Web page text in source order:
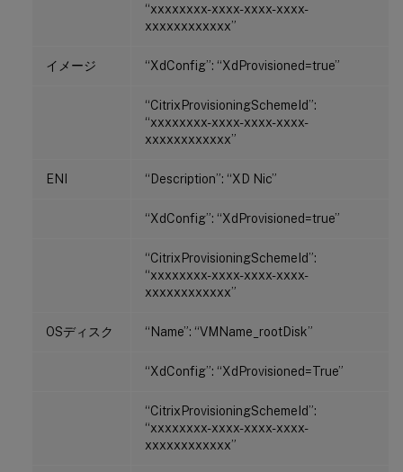
“xxxxxxxx-xxxx-xxxx-xxxx-
xxxxxxxxxxxx”
イメージ “XdConfig”: “XdProvisioned=true”
“CitrixProvisioningSchemeId”:
“xxxxxxxx-xxxx-xxxx-xxxx-
xxxxxxxxxxxx”
ENI “Description”: “XD Nic”
“XdConfig”: “XdProvisioned=true”
“CitrixProvisioningSchemeId”:
“xxxxxxxx-xxxx-xxxx-xxxx-
xxxxxxxxxxxx”
OSディスク “Name”: “VMName_rootDisk”
“XdConfig”: “XdProvisioned=True”
“CitrixProvisioningSchemeId”:
“xxxxxxxx-xxxx-xxxx-xxxx-
xxxxxxxxxxxx”